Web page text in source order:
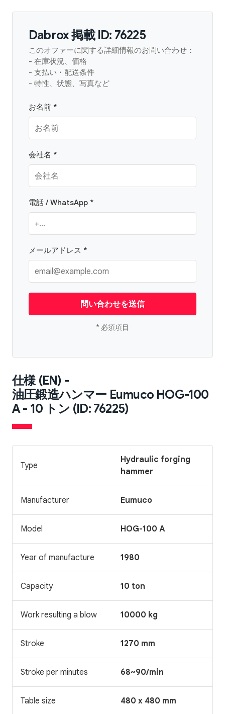
Dabrox 掲載 ID: 76225
このオファーに関する詳細情報のお問い合わせ：
- 在庫状況、価格
- 支払い・配送条件
- 特性、状態、写真など
お名前 *
会社名 *
電話 / WhatsApp *
メールアドレス *
問い合わせを送信
* 必須項目
仕様 (EN) -
油圧鍛造ハンマー Eumuco HOG-100
A - 10 トン (ID: 76225)
Type
Hydraulic forging
hammer
Manufacturer Eumuco
Model HOG-100 A
Year of manufacture 1980
Capacity 10 ton
Work resulting a blow 10000 kg
Stroke 1270 mm
Stroke per minutes 68~90/min
Table size 480 x 480 mm